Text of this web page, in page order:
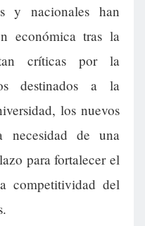
y nacionales han
económica tras la
críticas por la
destinados a la
los nuevos
necesidad de una
para fortalecer el
competitividad del